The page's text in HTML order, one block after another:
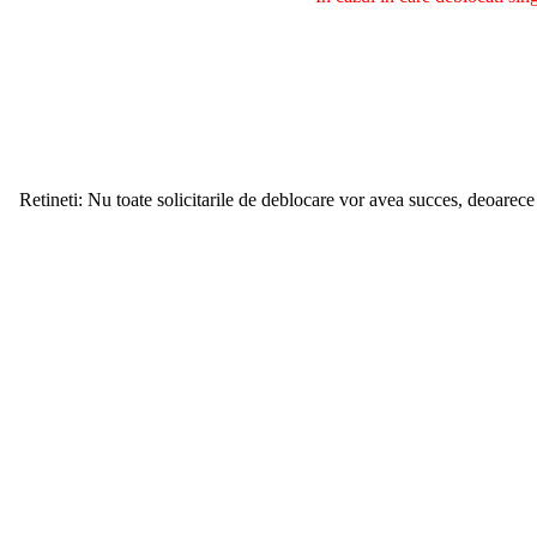
Retineti: Nu toate solicitarile de deblocare vor avea succes,